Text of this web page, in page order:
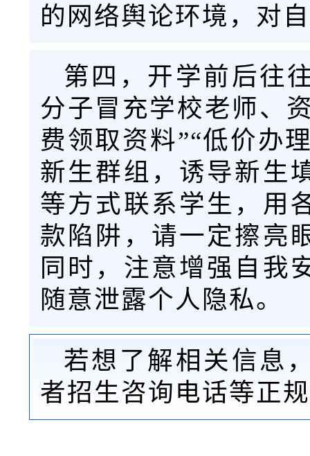
的网络舆论环境，对
第四，开学前后往
分子冒充学校老师、
费领取资料”“低价办
新生群组，诱导新生
等方式联系学生，用
款陷阱，请一定擦亮
同时，注意增强自我
随意泄露个人隐私。
若想了解相关信息
者招生咨询电话等正